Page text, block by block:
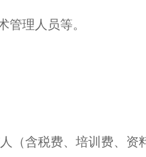
管理人员等。
（含税费、 培训费、 资